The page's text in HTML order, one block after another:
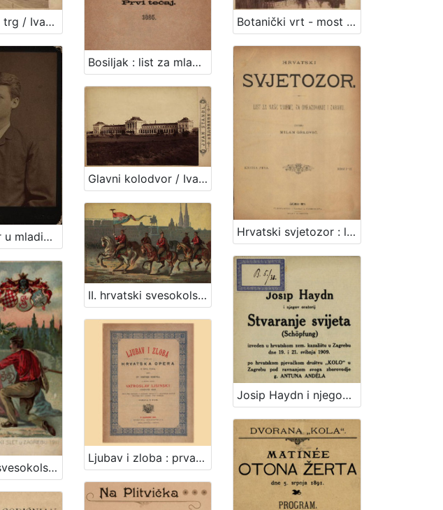
Akademički trg / Ivan Standl
Bosiljak : list za mladež / urednik i vlastnik Ivan Filipović
Botanički vrt - most preko jezera / Ivan Standl
Ernest Miler u mladićkoj dobi / [Gjuro Varga] ; [izradio fotografski atelijer] G. & I. Varga
Glavni kolodvor / Ivan Standl
Hrvatski svjetozor : list za naše vrieme, za obrazovanje i zabavu / uredio Milan Grlović
II. hrvatski svesokolski slet u Zagrebu 1911. / V. Rožankowski
II. hrvatski svesokolski slet u Zagrebu 1911. / V. Rožankowski
Josip Haydn i njegov oratorij Stvaranje svijeta (Schöpfung) : izveden u hrvatskom zem. kazalištu u Zagrebu dne 19. i 21. svibnja 1909. po hrvatskom pjevačkom društvu "Kolo" u Zagrebu pod ravnanjem svoga zborovodje g. Antuna Andela
Ljubav i zloba : prva hrvatska opera : u dva čina / u muziku stavio Vatroslav Lisinski ; rieči dra. Dimitrije Demetra